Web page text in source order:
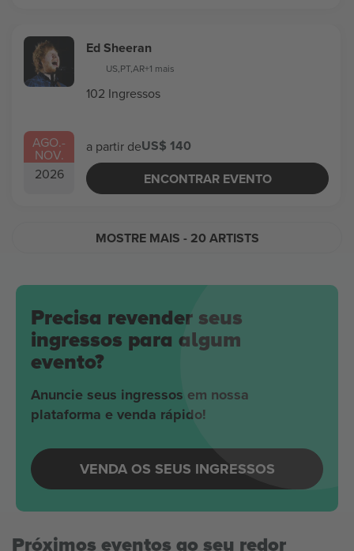
AGO.-
NOV.
2026
Ed Sheeran
US,PT,AR+1 mais
102 Ingressos
a partir deUS$ 140
ENCONTRAR EVENTO
MOSTRE MAIS - 20 ARTISTS
Precisa revender seus
ingressos para algum
evento?
Anuncie seus ingressos em nossa
plataforma e venda rápido!
VENDA OS SEUS INGRESSOS
Próximos eventos ao seu redor